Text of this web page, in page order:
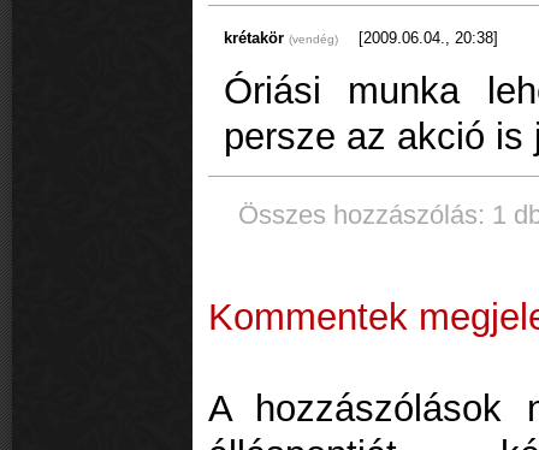
krétakör (vendég) [2009.06.04., 20:38]
Óriási munka
persze az akció is
Összes hozzászólás: 1
Kommentek
A hozzászólások